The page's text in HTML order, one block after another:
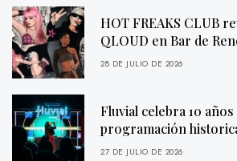
HOT FREAKS CLUB
QLOUD en Bar de
28 DE JULIO DE 2026
Fluvial celebra 10
programación
27 DE JULIO DE 2026